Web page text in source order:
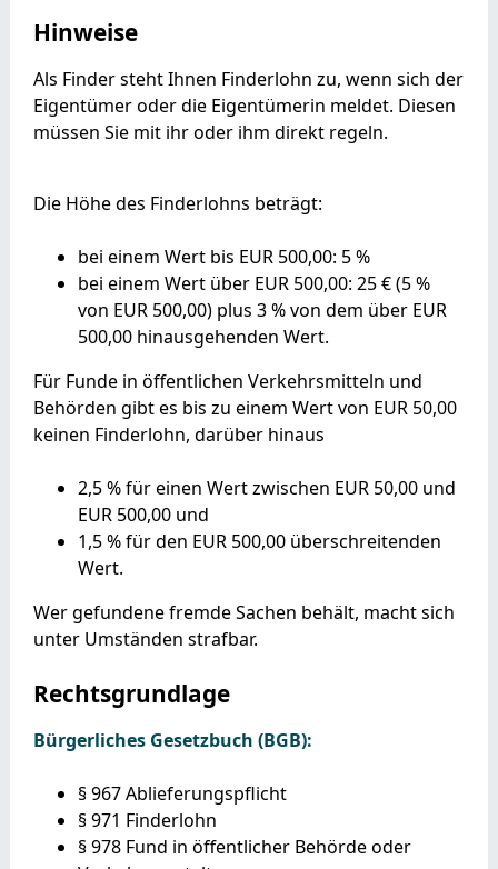
Hinweise
Als Finder steht Ihnen Finderlohn zu, wenn sich der
Eigentümer oder die Eigentümerin meldet. Diesen
müssen Sie mit ihr oder ihm direkt regeln.
Die Höhe des Finderlohns beträgt:
bei einem Wert bis EUR 500,00: 5 %
bei einem Wert über EUR 500,00: 25 € (5 %
von EUR 500,00) plus 3 % von dem über EUR
500,00 hinausgehenden Wert.
Für Funde in öffentlichen Verkehrsmitteln und
Behörden gibt es bis zu einem Wert von EUR 50,00
keinen Finderlohn, darüber hinaus
2,5 % für einen Wert zwischen EUR 50,00 und
EUR 500,00 und
1,5 % für den EUR 500,00 überschreitenden
Wert.
Wer gefundene fremde Sachen behält, macht sich
unter Umständen strafbar.
Rechtsgrundlage
Bürgerliches Gesetzbuch (BGB):
§ 967 Ablieferungspflicht
§ 971 Finderlohn
§ 978 Fund in öffentlicher Behörde oder